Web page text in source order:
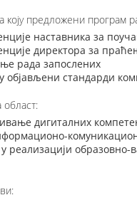
коју предложени програм
наставника за
директора за
рада запослених
објављени стандарди
дигиталних
у реализацији образовно-